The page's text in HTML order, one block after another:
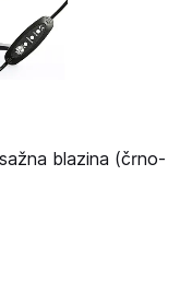
blazina (črno-